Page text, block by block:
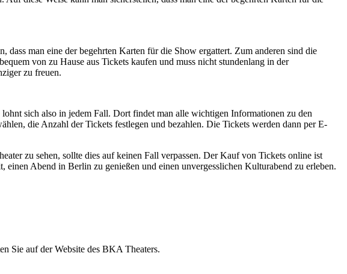
man eine der begehrten Karten für die Show ergattert. Zum anderen sind die
von zu Hause aus Tickets kaufen und muss nicht stundenlang in der
zu freuen.
sich also in jedem Fall. Dort findet man alle wichtigen Informationen zu den
die Anzahl der Tickets festlegen und bezahlen. Die Tickets werden dann per E-
zu sehen, sollte dies auf keinen Fall verpassen. Der Kauf von Tickets online ist
Abend in Berlin zu genießen und einen unvergesslichen Kulturabend zu erleben.
Sie auf der Website des BKA Theaters.